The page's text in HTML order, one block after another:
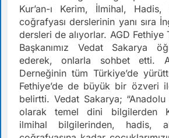
Kur’an-ı Kerim, İlmihal,
coğrafyası derslerinin yanı sıra
dersleri de alıyorlar. AGD
Başkanımız Vedat Sakarya
ederek, onlarla sohbet etti.
Derneğinin tüm Türkiye’de
Fethiye’de de büyük bir özveri
belirtti. Vedat Sakarya;
olarak temel dini bilgilerden
ilmihal bilgilerinden, hadis,